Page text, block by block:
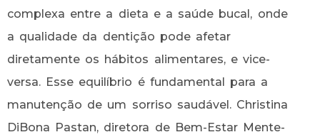
complexa entre a dieta e a saúde bucal, onde
a qualidade da dentição pode afetar
diretamente os hábitos alimentares, e vice-
versa. Esse equilíbrio é fundamental para a
manutenção de um sorriso saudável. Christina
DiBona Pastan, diretora de Bem-Estar Mente-